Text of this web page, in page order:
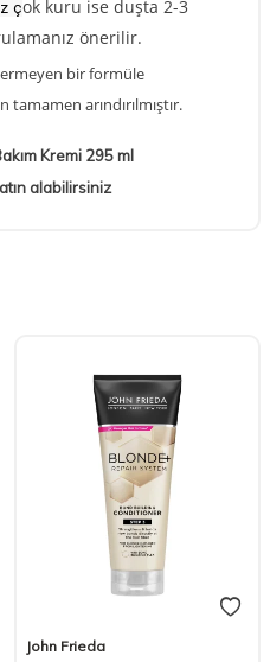
çok kuru ise duşta 2-3
önerilir.
bir formüle
arındırılmıştır.
Kremi 295 ml
alabilirsiniz
John Frieda